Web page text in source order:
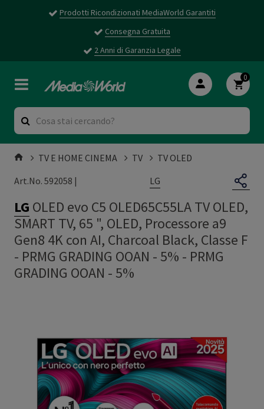
Prodotti Ricondizionati MediaWorld Garantiti
Consegna Gratuita
2 Anni di Garanzia Legale
0
TV E HOME CINEMA TV
TV OLED
Art.No. 592058 |
LG
LG OLED evo C5 OLED65C55LA TV OLED,
SMART TV, 65 ", OLED, Processore a9
Gen8 4K con AI, Charcoal Black, Classe F
- PRMG GRADING OOAN - 5% - PRMG
GRADING OOAN - 5%